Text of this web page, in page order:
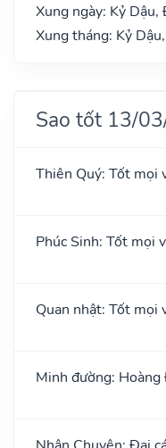
Xung ngày: Kỷ
Xung tháng: Kỷ
Sao tốt 13/
Thiên Quý: Tốt mọi
Phúc Sinh: Tốt mọi
Quan nhật: Tốt mọi
Minh đường: